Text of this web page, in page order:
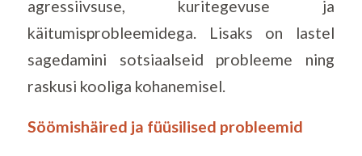
agressiivsuse, kuritegevuse ja
käitumisprobleemidega. Lisaks on lastel
sagedamini sotsiaalseid probleeme ning
raskusi kooliga kohanemisel.
Söömishäired ja füüsilised probleemid